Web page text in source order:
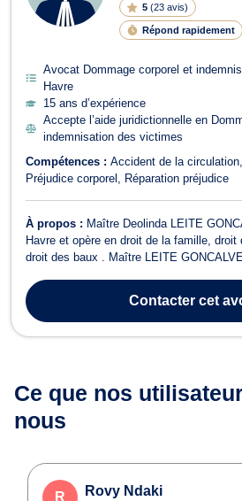
5 (23 avis)
Répond rapidement
Avocat Dommage corporel et
Havre
15 ans d’expérience
Accepte l’aide juridictionnelle en
indemnisation des victimes
Compétences : Accident de la circulation
Préjudice corporel
Réparation préjudice
À propos : Maître Deolinda LEITE
Havre et opère en droit de la famille, droit
droit des baux . Maître LEITE
séparations, les litiges entre bailleurs et
des indivisions ou ...Contactercet
Ce que nos
nous
R Rovy Ndaki